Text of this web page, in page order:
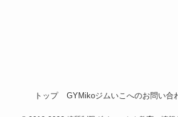
トップ GYMikoジムいこへのお問い合